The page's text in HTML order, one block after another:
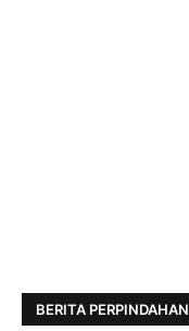
BERITA PERPINDAHAN